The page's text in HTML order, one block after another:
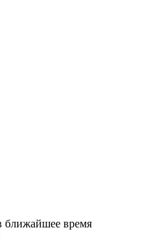
ближайшее время